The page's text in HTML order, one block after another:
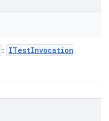
: ITestInvocation